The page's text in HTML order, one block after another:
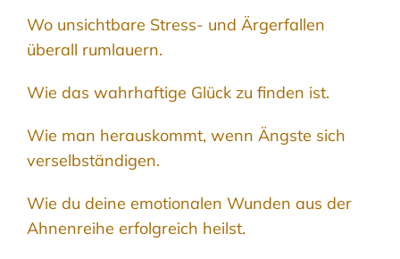
Wo unsichtbare Stress- und Ärgerfallen
überall rumlauern.
Wie das wahrhaftige Glück zu finden ist.
Wie man herauskommt, wenn Ängste sich
verselbständigen.
Wie du deine emotionalen Wunden aus der
Ahnenreihe erfolgreich heilst.